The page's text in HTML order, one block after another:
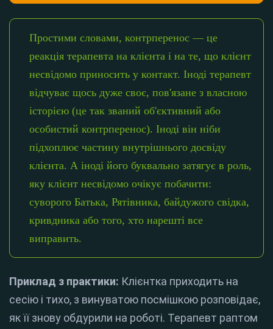
Простими словами, контрперенос — це
реакція терапевта на клієнта і на те, що клієнт
несвідомо приносить у контакт. Іноді терапевт
відчуває щось дуже своє, пов'язане з власною
історією (це так званий об'єктивний або
особистий контрперенос). Іноді він ніби
підхоплює частину внутрішнього досвіду
клієнта. А іноді його буквально затягує в роль,
яку клієнт несвідомо очікує побачити:
суворого Батька, Рятівника, байдужого свідка,
кривдника або того, хто нарешті все
виправить.
Приклад з практики: Клієнтка приходить на
сесію і тихо, з винуватою посмішкою розповідає,
як її знову обдурили на роботі. Терапевт раптом